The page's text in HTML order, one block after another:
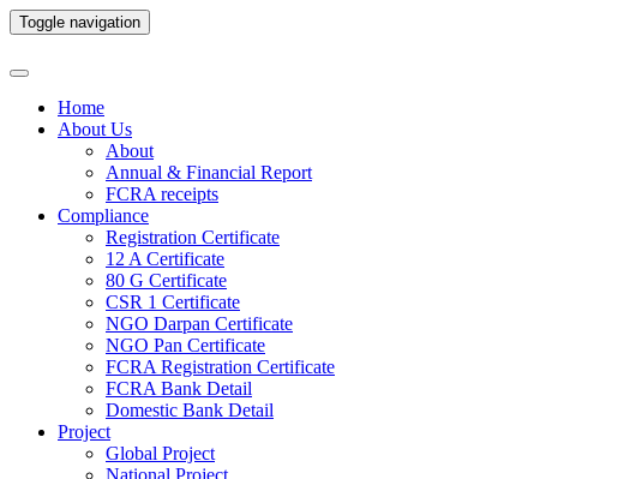
Toggle navigation
Home
About Us
About
Annual & Financial Report
FCRA receipts
Compliance
Registration Certificate
12 A Certificate
80 G Certificate
CSR 1 Certificate
NGO Darpan Certificate
NGO Pan Certificate
FCRA Registration Certificate
FCRA Bank Detail
Domestic Bank Detail
Project
Global Project
National Project